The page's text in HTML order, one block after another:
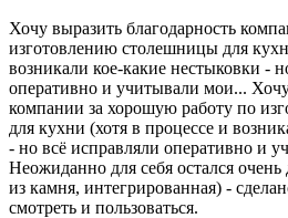
Хочу выразить благодарность
изготовлению столешницы для
возникали кое-какие нестыковки -
оперативно и учитывали мои...
компании за хорошую работу по
для кухни (хотя в процессе и
- но всё исправляли оперативно и
Неожиданно для себя остался
из камня, интегрированная) -
смотреть и пользоваться.